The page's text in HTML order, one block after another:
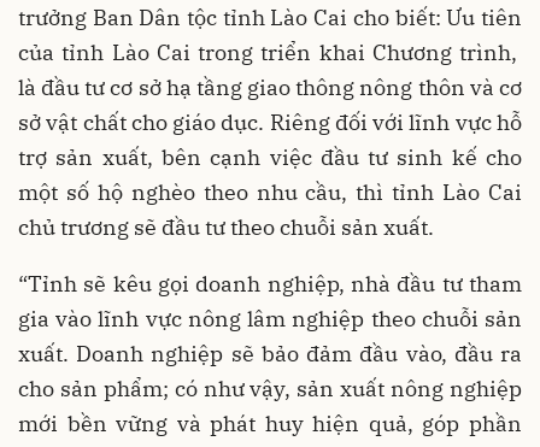
trưởng Ban Dân tộc tỉnh Lào Cai cho biết: Ưu tiên
của tỉnh Lào Cai trong triển khai Chương trình,
là đầu tư cơ sở hạ tầng giao thông nông thôn và cơ
sở vật chất cho giáo dục. Riêng đối với lĩnh vực hỗ
trợ sản xuất, bên cạnh việc đầu tư sinh kế cho
một số hộ nghèo theo nhu cầu, thì tỉnh Lào Cai
chủ trương sẽ đầu tư theo chuỗi sản xuất.
“Tỉnh sẽ kêu gọi doanh nghiệp, nhà đầu tư tham
gia vào lĩnh vực nông lâm nghiệp theo chuỗi sản
xuất. Doanh nghiệp sẽ bảo đảm đầu vào, đầu ra
cho sản phẩm; có như vậy, sản xuất nông nghiệp
mới bền vững và phát huy hiện quả, góp phần